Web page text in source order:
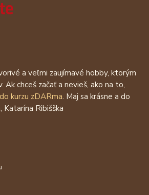
a veľmi zaujímavé hobby, ktorým
Ak chceš začať a nevieš, ako na to,
kurzu zDARma. Maj sa krásne a do
Katarína Ribišška